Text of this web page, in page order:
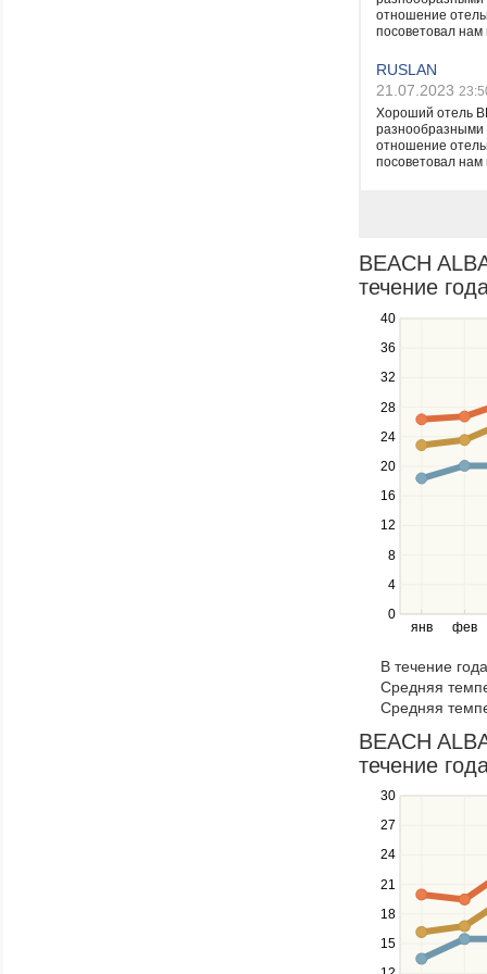
отношение
посоветовал
RUSLAN
21.07.2023
Хороший отель
разнообразными
отношение
посоветовал
BEACH
течение
янв фев
0
4
8
12
16
20
24
28
32
36
40
Use
the
and
down
to
navigate
between
series.
Use
the
and
right
keys
navigate
through
items
in
a
series.
В течение
Средняя
Средняя
BEACH
течение
15
18
21
24
27
30
Use
the
and
down
to
navigate
between